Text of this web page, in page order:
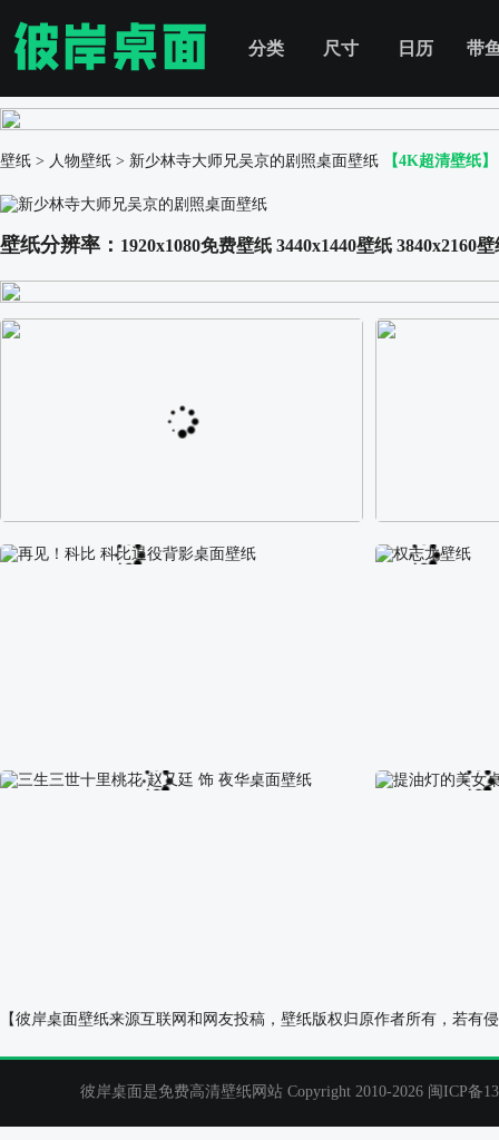
分类 尺寸 日历 带
壁纸 > 人物壁纸 > 新少林寺大师兄吴京的剧照桌面壁纸 【4K超清壁纸】
壁纸分辨率： 1920x1080免费壁纸 3440x1440壁纸 3840x2160壁
阿尔卑斯山区自然风景壁纸 校园长发可爱
再见！科比 科比退役背影桌面壁纸 权志龙壁纸
【彼岸桌面壁纸来源互联网和网友投稿，壁纸版权归原作者所有，若
彼岸桌面是免费高清壁纸网站 Copyright 2010-2026 闽ICP备